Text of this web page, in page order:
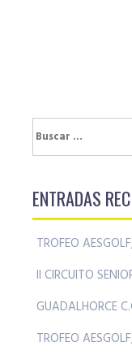
Buscar:
ENTRADAS
TROFEO
II CIRCUITO
GUADALHORCE
TROFEO